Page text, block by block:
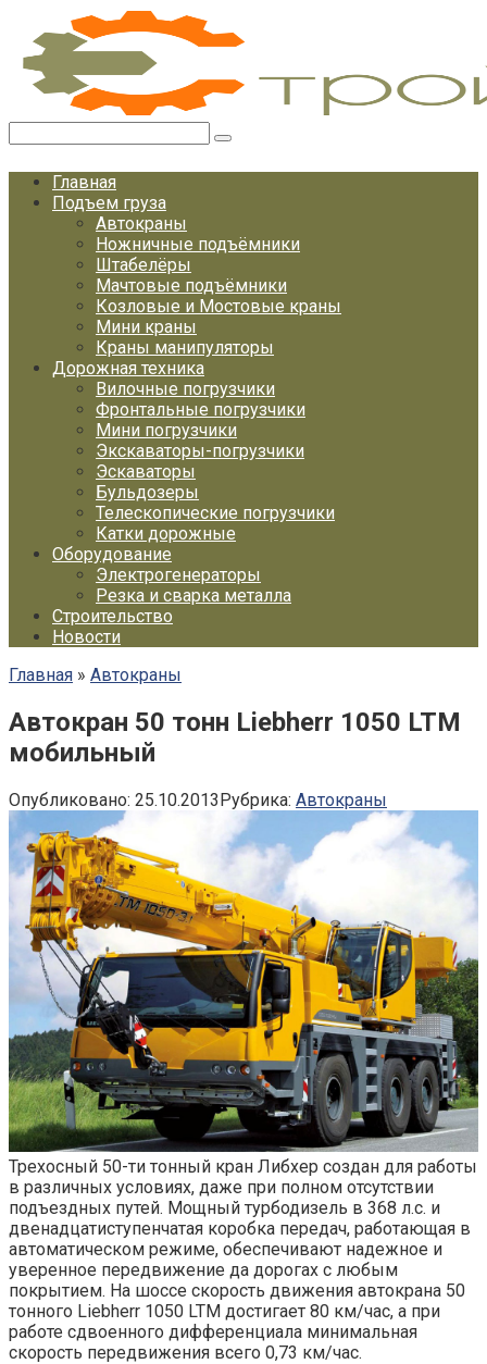
Перейти
контенту
Главная
Подъем груза
Автокраны
Ножничные подъёмники
Штабелёры
Мачтовые подъёмники
Козловые и Мостовые краны
Мини краны
Краны манипуляторы
Дорожная техника
Вилочные погрузчики
Фронтальные погрузчики
Мини погрузчики
Экскаваторы-погрузчики
Эскаваторы
Бульдозеры
Телескопические погрузчики
Катки дорожные
Оборудование
Электрогенераторы
Резка и сварка металла
Строительство
Новости
Главная » Автокраны
Автокран 50 тонн Liebherr 1050 LTM
мобильный
Опубликовано: 25.10.2013Рубрика: Автокраны
Трехосный 50-ти тонный кран Либхер создан для работы
в различных условиях, даже при полном отсутствии
подъездных путей. Мощный турбодизель в 368 л.с. и
двенадцатиступенчатая коробка передач, работающая в
автоматическом режиме, обеспечивают надежное и
уверенное передвижение да дорогах с любым
покрытием. На шоссе скорость движения автокрана 50
тонного Liebherr 1050 LTM достигает 80 км/час, а при
работе сдвоенного дифференциала минимальная
скорость передвижения всего 0,73 км/час.